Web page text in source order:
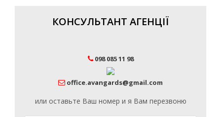
КОНСУЛЬТАНТ АГЕНЦІЇ
098 085 11 98
office.avangards@gmail.com
или оставьте Ваш номер и я Вам перезвоню